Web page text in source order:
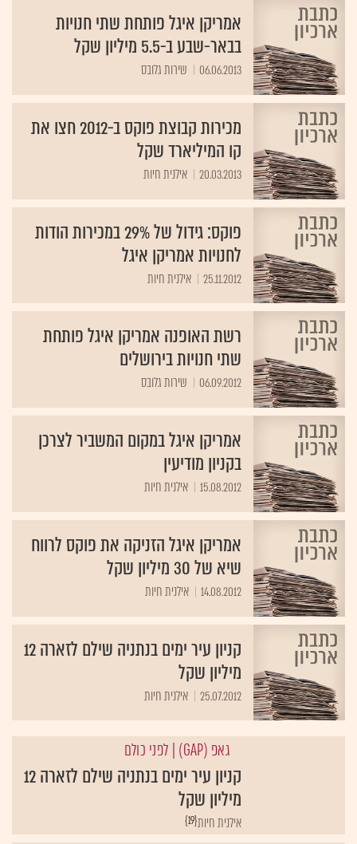
אמריקן איגל פותחת שתי חנויות
בבאר-שבע ב-5.5 מיליון שקל
06.06.2013 שירות גלובס
מכירות קבוצת פוקס ב-2012 חצו את
קו המיליארד שקל
20.03.2013 אילנית חיות
פוקס: גידול של 29% במכירות הודות
לחנויות אמריקן איגל
25.11.2012 אילנית חיות
רשת האופנה אמריקן איגל פותחת
שתי חנויות בירושלים
06.09.2012 שירות גלובס
אמריקן איגל במקום המשביר לצרכן
בקניון מודיעין
15.08.2012 אילנית חיות ‏
אמריקן איגל הזניקה את פוקס לרווח
שיא של 30 מיליון שקל
14.08.2012 אילנית חיות
קניון עיר ימים בנתניה שילם לזארה 12
מיליון שקל
25.07.2012 אילנית חיות
גאפ (GAP) | לפני כולם
קניון עיר ימים בנתניה שילם לזארה 12
מיליון שקל
{19}אילנית חיות